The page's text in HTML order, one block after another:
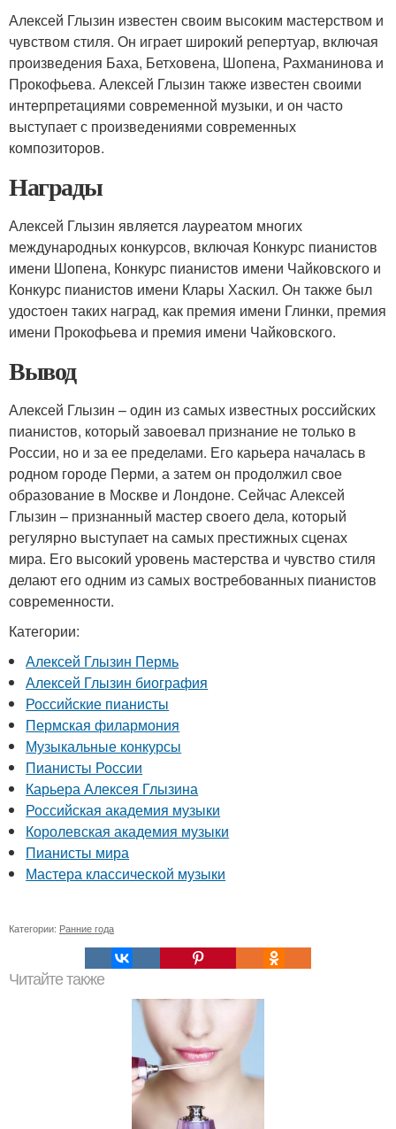
Алексей Глызин известен своим высоким мастерством и
чувством стиля. Он играет широкий репертуар, включая
произведения Баха, Бетховена, Шопена, Рахманинова и
Прокофьева. Алексей Глызин также известен своими
интерпретациями современной музыки, и он часто
выступает с произведениями современных
композиторов.
Награды
Алексей Глызин является лауреатом многих
международных конкурсов, включая Конкурс пианистов
имени Шопена, Конкурс пианистов имени Чайковского и
Конкурс пианистов имени Клары Хаскил. Он также был
удостоен таких наград, как премия имени Глинки, премия
имени Прокофьева и премия имени Чайковского.
Вывод
Алексей Глызин – один из самых известных российских
пианистов, который завоевал признание не только в
России, но и за ее пределами. Его карьера началась в
родном городе Перми, а затем он продолжил свое
образование в Москве и Лондоне. Сейчас Алексей
Глызин – признанный мастер своего дела, который
регулярно выступает на самых престижных сценах
мира. Его высокий уровень мастерства и чувство стиля
делают его одним из самых востребованных пианистов
современности.
Категории:
Алексей Глызин Пермь
Алексей Глызин биография
Российские пианисты
Пермская филармония
Музыкальные конкурсы
Пианисты России
Карьера Алексея Глызина
Российская академия музыки
Королевская академия музыки
Пианисты мира
Мастера классической музыки
Категории: Ранние года
Читайте также